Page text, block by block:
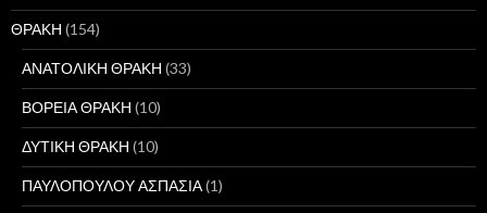
ΘΡΑΚΗ (154)
ΑΝΑΤΟΛΙΚΗ ΘΡΑΚΗ (33)
ΒΟΡΕΙΑ ΘΡΑΚΗ (10)
ΔΥΤΙΚΗ ΘΡΑΚΗ (10)
ΠΑΥΛΟΠΟΥΛΟΥ ΑΣΠΑΣΙΑ(1)